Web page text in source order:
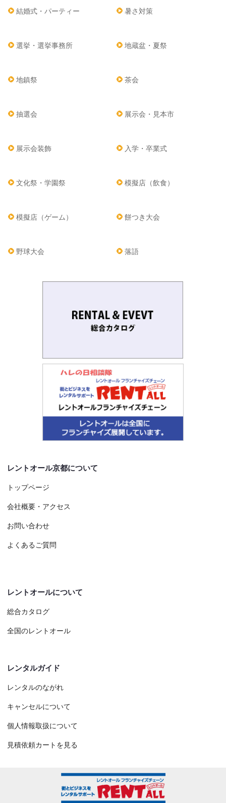
結婚式・パーティー 暑さ対策
選挙・選挙事務所 地蔵盆・夏祭
地鎮祭 茶会
抽選会 展示会・見本市
展示会装飾 入学・卒業式
文化祭・学園祭 模擬店（飲食）
模擬店（ゲーム） 餅つき大会
野球大会 落語
レントオール京都について
トップページ
会社概要・アクセス
お問い合わせ
よくあるご質問
レントオールについて
総合カタログ
全国のレントオール
レンタルガイド
レンタルのながれ
キャンセルについて
個人情報取扱について
見積依頼カートを見る